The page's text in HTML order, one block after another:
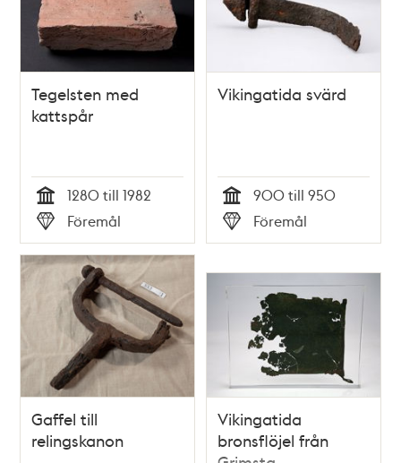
Tegelsten med
kattspår
Tid
1280 till 1982
Typ
Föremål
Vikingatida svärd
Tid
900 till 950
Typ
Föremål
Gaffel till
relingskanon
Vikingatida
bronsflöjel från